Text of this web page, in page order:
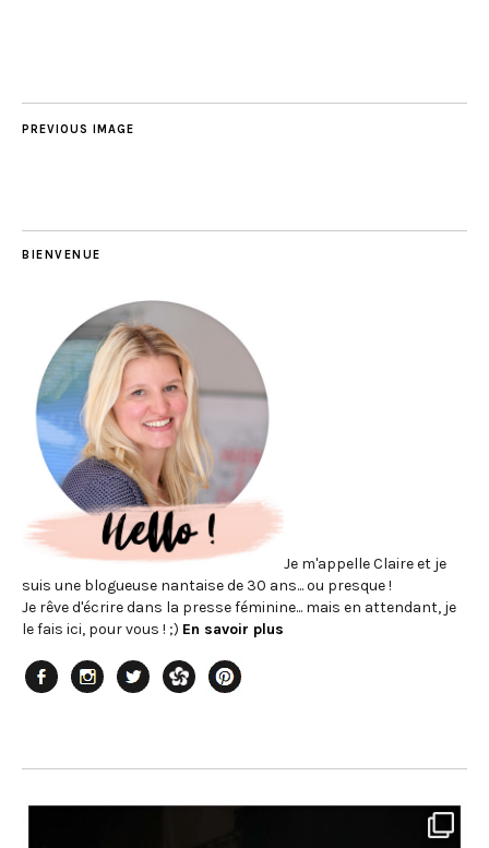
PREVIOUS IMAGE
BIENVENUE
Je m'appelle Claire et je
suis une blogueuse nantaise de 30 ans... ou presque !
Je rêve d'écrire dans la presse féminine... mais en attendant, je
le fais ici, pour vous ! ;) En savoir plus